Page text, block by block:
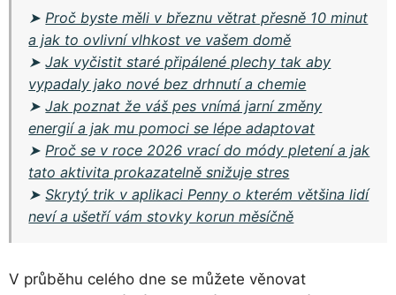
➤ Proč byste měli v březnu větrat přesně 10 minut
a jak to ovlivní vlhkost ve vašem domě
➤Jak vyčistit staré připálené plechy tak aby
vypadaly jako nové bez drhnutí a chemie
➤Jak poznat že váš pes vnímá jarní změny
energií a jak mu pomoci se lépe adaptovat
➤ Proč se v roce 2026 vrací do módy pletení a jak
tato aktivita prokazatelně snižuje stres
➤Skrytý trik v aplikaci Penny o kterém většina lidí
neví a ušetří vám stovky korun měsíčně
V průběhu celého dne se můžete věnovat